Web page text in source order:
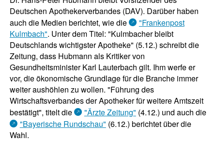
Suche
Deutschen Apothekerverbandes (DAV). Darüber haben
auch die Medien berichtet, wie die
"Frankenpost
Kulmbach". Unter dem Titel: "Kulmbacher bleibt
Deutschlands wichtigster Apotheke" (5.12.) schreibt die
Zeitung, dass Hubmann als Kritiker von
Gesundheitsminister Karl Lauterbach gilt. Ihm werfe er
vor, die ökonomische Grundlage für die Branche immer
weiter aushöhlen zu wollen. "Führung des
Wirtschaftsverbandes der Apotheker für weitere Amtszeit
bestätigt", titelt die
"Ärzte Zeitung" (4.12.) und auch die
"Bayerische Rundschau" (6.12.) berichtet über die
Wahl.